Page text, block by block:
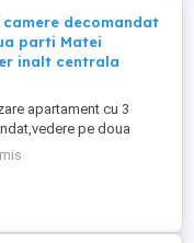
decomandat
parti Matei
inalt centrala
apartament cu 3
pe doua
cea mai ravnita zona
din Timisoara,zona
Pizzeria Giovana.